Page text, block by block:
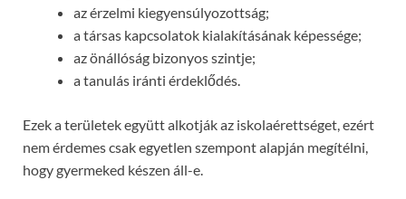
az érzelmi kiegyensúlyozottság;
a társas kapcsolatok kialakításának képessége;
az önállóság bizonyos szintje;
a tanulás iránti érdeklődés.
Ezek a területek együtt alkotják az iskolaérettséget, ezért
nem érdemes csak egyetlen szempont alapján megítélni,
hogy gyermeked készen áll-e.